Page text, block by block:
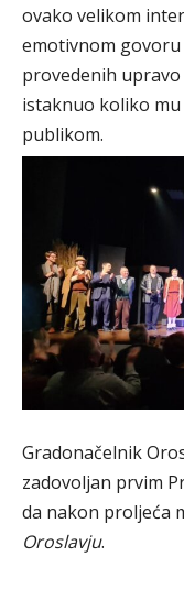
ovako velikom
emotivnom
provedenih
istaknuo koliko
publikom.
Gradonačelnik
zadovoljan prvim
da nakon proljeća
Oroslavju.